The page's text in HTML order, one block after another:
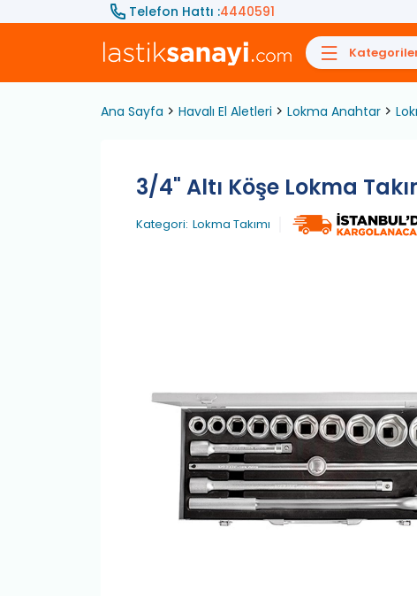
Telefon Hattı :4440591
Ana Sayfa Havalı El Aletleri Lokma Anahtar
3/4" Altı Köşe Lokma
Kategori: Lokma Takımı